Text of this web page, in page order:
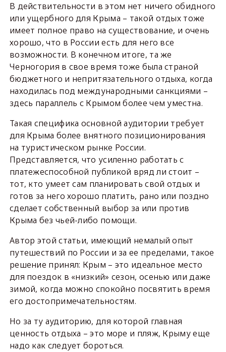
В действительности в этом нет ничего обидного
или ущербного для Крыма – такой отдых тоже
имеет полное право на существование, и очень
хорошо, что в России есть для него все
возможности. В конечном итоге, та же
Черногория в свое время тоже была страной
бюджетного и непритязательного отдыха, когда
находилась под международными санкциями –
здесь параллель с Крымом более чем уместна.
Такая специфика основной аудитории требует
для Крыма более внятного позиционирования
на туристическом рынке России.
Представляется, что усиленно работать с
платежеспособной публикой вряд ли стоит –
тот, кто умеет сам планировать свой отдых и
готов за него хорошо платить, рано или поздно
сделает собственный выбор за или против
Крыма без чьей-либо помощи.
Автор этой статьи, имеющий немалый опыт
путешествий по России и за ее пределами, такое
решение принял: Крым – это идеальное место
для поездок в «низкий» сезон, осенью или даже
зимой, когда можно спокойно посвятить время
его достопримечательностям.
Но за ту аудиторию, для которой главная
ценность отдыха – это море и пляж, Крыму еще
надо как следует бороться.